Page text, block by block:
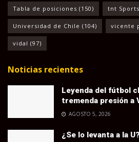
Tabla de posiciones (150) tnt Sports
Universidad de Chile (104) vicente
vidal (97)
Noticias recientes
Leyenda del fútbol
tremenda presión a
AGOSTO 5, 2026
¿Se lo levanta a la